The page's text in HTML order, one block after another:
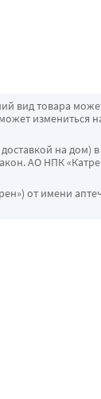
вид товара
измениться
на дом) в
АО НПК
от имени